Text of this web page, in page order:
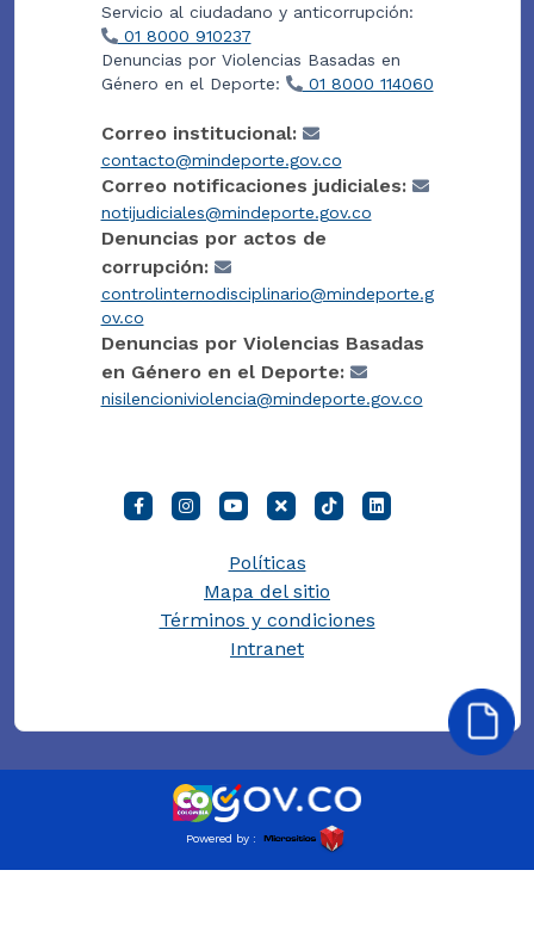
Servicio al ciudadano y anticorrupción:
01 8000 910237
Denuncias por Violencias Basadas en
Género en el Deporte:
01 8000 114060
Correo institucional:
contacto@mindeporte.gov.co
Correo notificaciones judiciales:
notijudiciales@mindeporte.gov.co
Denuncias por actos de
corrupción:
controlinternodisciplinario@mindeporte.g
ov.co
Denuncias por Violencias Basadas
en Género en el Deporte:
nisilencioniviolencia@mindeporte.gov.co
Políticas
Mapa del sitio
Términos y condiciones
Intranet
Powered by :